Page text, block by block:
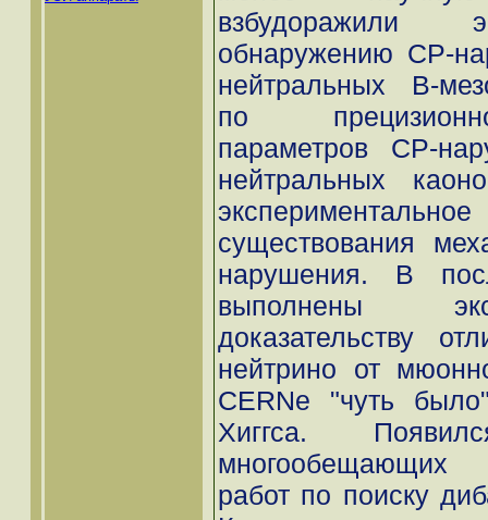
взбудоражили
обнаружению СР-
нейтральных B-
по
параметров СР-
нейтральных
существования
нарушения. В
выполнены
доказательству
нейтрино от
CERNe "чуть
Хиггса.
многообещающих
работ по поиску